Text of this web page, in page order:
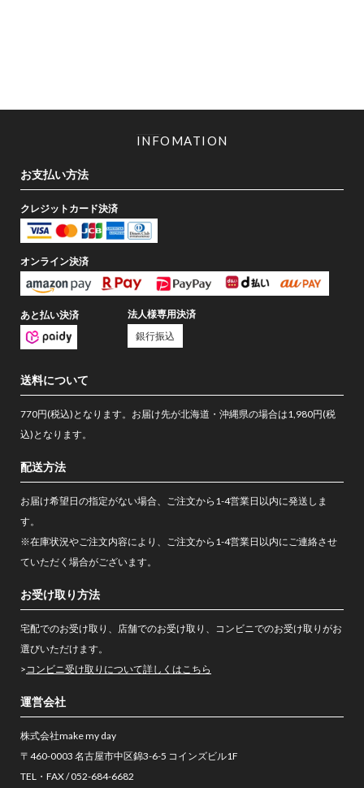
INFOMATION
お支払い方法
クレジットカード決済
オンライン決済
あと払い決済
法人様専用決済
銀行振込
送料について
770円(税込)となります。お届け先が北海道・沖縄県の場合は1,980円(税
込)となります。
配送方法
お届け希望日の指定がない場合、ご注文から1-4営業日以内に発送しま
す。
※在庫状況やご注文内容により、ご注文から1-4営業日以内にご連絡させ
ていただく場合がございます。
お受け取り方法
宅配でのお受け取り、店舗でのお受け取り、コンビニでのお受け取りがお
選びいただけます。
>コンビニ受け取りについて詳しくはこちら
運営会社
株式会社make my day
〒460-0003 名古屋市中区錦3-6-5 コインズビル1F
TEL・FAX / 052-684-6682